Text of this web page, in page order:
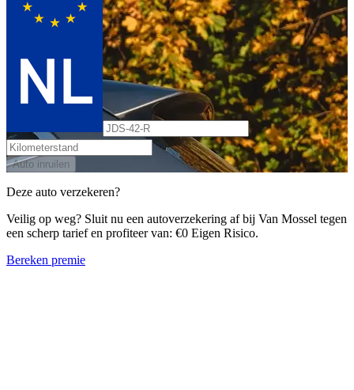
Auto inruilen
Deze auto verzekeren?
Veilig op weg? Sluit nu een autoverzekering af bij Van Mossel tegen
een scherp tarief en profiteer van: €0 Eigen Risico.
Bereken premie